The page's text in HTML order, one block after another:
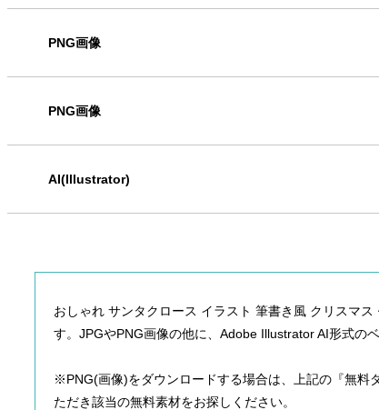
PNG画像
PNG画像
AI(Illustrator)
おしゃれ サンタクロース イラスト 筆書き風 クリスマ
す。JPGやPNG画像の他に、Adobe Illustrator AI形式の
※PNG(画像)をダウンロードする場合は、上記の『無料
ただき該当の無料素材をお探しください。